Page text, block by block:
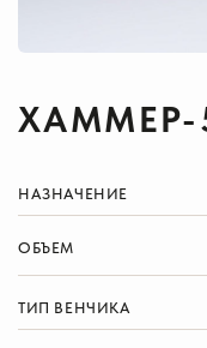
ХАММЕР-
НАЗНАЧЕНИЕ
ОБЪЕМ
ТИП ВЕНЧИКА